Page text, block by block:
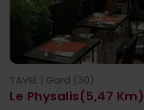
Le Physalis(5,47 Km)
TAVEL | Gard (30)